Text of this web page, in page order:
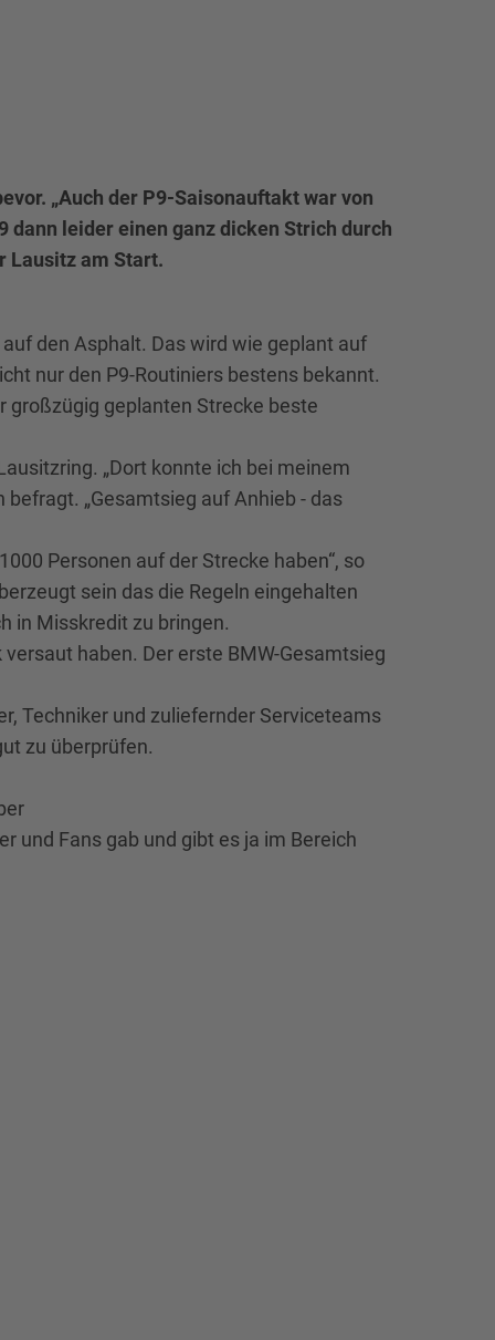
„Auch der P9-Saisonauftakt war von
dann leider einen ganz dicken Strich durch
Lausitz am Start.
den Asphalt. Das wird wie geplant auf
nur den P9-Routiniers bestens bekannt.
großzügig geplanten Strecke beste
„Dort konnte ich bei meinem
„Gesamtsieg auf Anhieb - das
Personen auf der Strecke haben“, so
sein das die Regeln eingehalten
in Misskredit zu bringen.
haben. Der erste BMW-Gesamtsieg
Techniker und zuliefernder Serviceteams
zu überprüfen.
und Fans gab und gibt es ja im Bereich